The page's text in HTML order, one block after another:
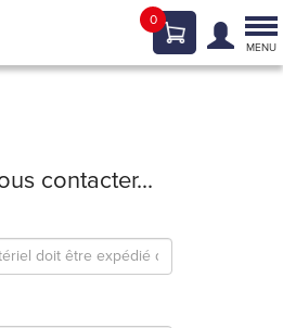
0
MENU
contacter...